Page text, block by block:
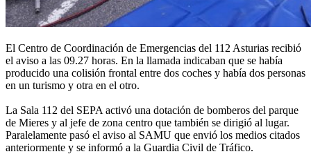
El Centro de Coordinación de Emergencias del 112 Asturias recibió
el aviso a las 09.27 horas. En la llamada indicaban que se había
producido una colisión frontal entre dos coches y había dos personas
en un turismo y otra en el otro.
La Sala 112 del SEPA activó una dotación de bomberos del parque
de Mieres y al jefe de zona centro que también se dirigió al lugar.
Paralelamente pasó el aviso al SAMU que envió los medios citados
anteriormente y se informó a la Guardia Civil de Tráfico.